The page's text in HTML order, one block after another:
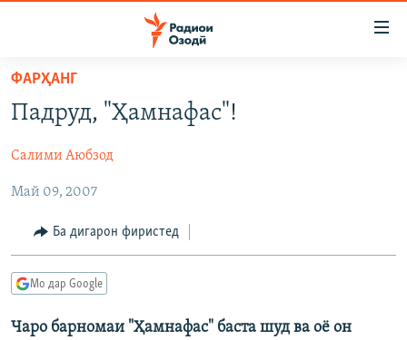
Ҷаҳиш
мояи
Ҷаҳиш
ба
Ҷаҳиш
ба
ҷустор
СИЁСАТ
ИҚТИСОД
ҶОМЕА
ҚАЗИЯИ "КРОКУС"
ОСИЁИ МАРКАЗӢ
ФАРҲАНГ
МЕҲМОНИ ОЗОДӢ
ГАПИ ОЗОД
РӮЗГОРИ МУҲОҶИР
САЛОМ, ХОҲАР
ТАҲҚИҚОТ
ҶАНГ ДАР УКРАИНА
НАЗАРИ МАРДУМ
БЛОГИСТОН
ЧАНДРАСОНАӢ
ФАРҲАНГ
Падруд, "Ҳамнафас"!
Салими Аюбзод
Май 09, 2007
Ба дигарон фиристед
Мо дар Google
Чаро барномаи "Ҳамнафас" баста шуд ва оё он